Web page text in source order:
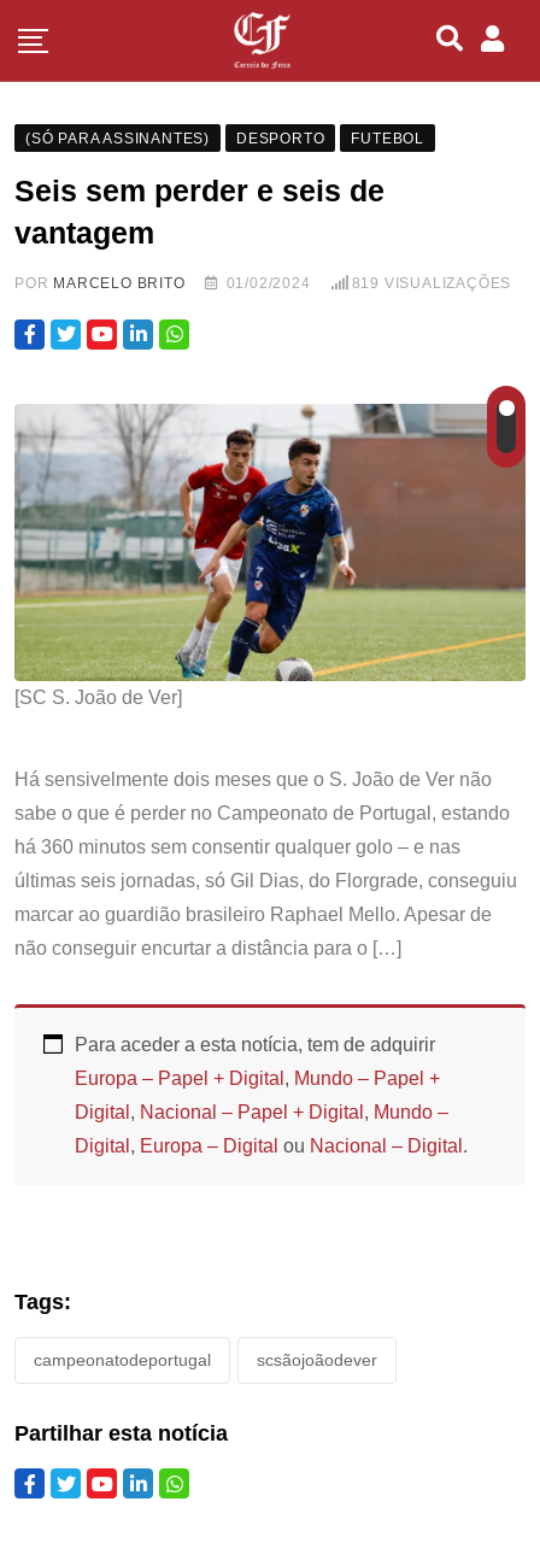
(SÓ PARA ASSINANTES) DESPORTO FUTEBOL
Seis sem perder e seis de
vantagem
POR MARCELO BRITO 01/02/2024 819 VISUALIZAÇÕES
[SC S. João de Ver]
Há sensivelmente dois meses que o S. João de Ver não
sabe o que é perder no Campeonato de Portugal, estando
há 360 minutos sem consentir qualquer golo – e nas
últimas seis jornadas, só Gil Dias, do Florgrade, conseguiu
marcar ao guardião brasileiro Raphael Mello. Apesar de
não conseguir encurtar a distância para o […]
Para aceder a esta notícia, tem de adquirir
Europa – Papel + Digital , Mundo – Papel +
Digital , Nacional – Papel + Digital , Mundo –
Digital , Europa – Digital ou Nacional – Digital .
Tags:
campeonatodeportugal scsãojoãodever
Partilhar esta notícia